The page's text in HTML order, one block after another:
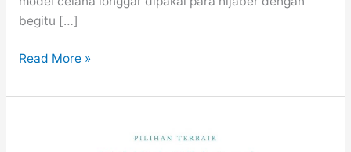
begitu […]
Berbagai
Celana
Read More »